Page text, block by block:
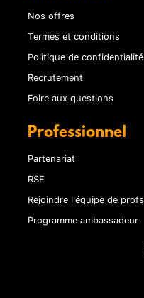
Nos offres
Termes et conditions
Politique de confidentialité
Recrutement
Foire aux questions
Professionnel
Partenariat
RSE
Rejoindre l'équipe de profs
Programme ambassadeur